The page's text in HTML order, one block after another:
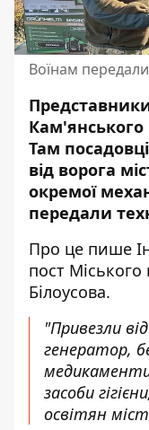
Воїнам передали
Там
від ворога
окремої
передали
Про це пише
пост
Білоусова.
"Привезли
генератор,
засоби
освітян